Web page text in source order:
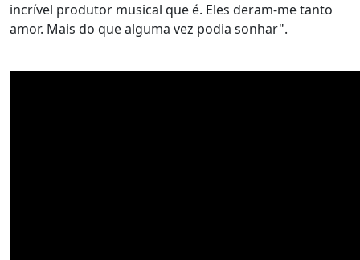
incrível produtor musical que é. Eles deram-me tanto
amor. Mais do que alguma vez podia sonhar".